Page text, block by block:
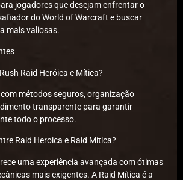
jogadores que desejam enfrentar o
do World of Warcraft e buscar
mais valiosas.
Raid Heróica e Mítica?
métodos seguros, organização
transparente para garantir
todo o processo.
Raid Heroica e Raid Mítica?
uma experiência avançada com ótimas
mais exigentes. A Raid Mítica é a